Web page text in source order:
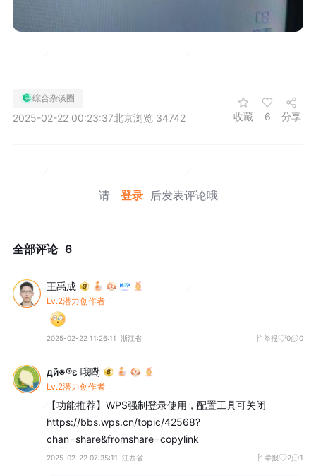
综合杂谈圈
2025-02-22 00:23:37北京浏览 34742 收藏 6 分享
请 登录 后发表评论哦
全部评论 6
王禹成
Lv.2潜力创作者
2025-02-22 11:26:11 浙江省 举报 0 0
дй※®ε 哦嘞
Lv.2潜力创作者
【功能推荐】WPS强制登录使用，配置工具可关闭
https://bbs.wps.cn/topic/42568?
chan=share&fromshare=copylink
2025-02-22 07:35:11 江西省 举报 2 1